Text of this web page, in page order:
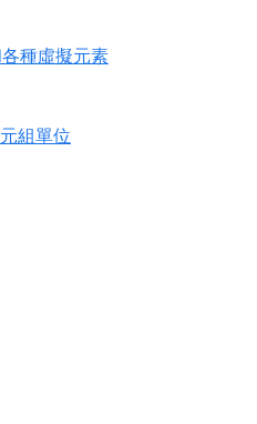
種虛擬元素
組單位